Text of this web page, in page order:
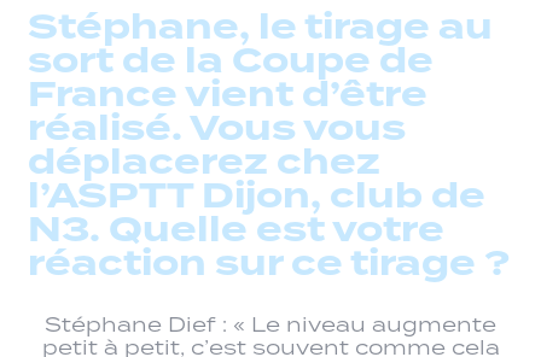
Stéphane, le tirage au
sort de la Coupe de
France vient d’être
réalisé. Vous vous
déplacerez chez
l’ASPTT Dijon, club de
N3. Quelle est votre
réaction sur ce tirage ?
Stéphane Dief : « Le niveau augmente
petit à petit, c’est souvent comme cela